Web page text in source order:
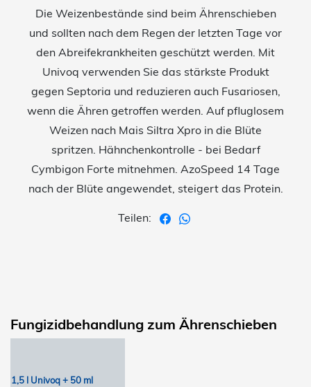
Die Weizenbestände sind beim Ährenschieben
und sollten nach dem Regen der letzten Tage vor
den Abreifekrankheiten geschützt werden. Mit
Univoq verwenden Sie das stärkste Produkt
gegen Septoria und reduzieren auch Fusariosen,
wenn die Ähren getroffen werden. Auf pfluglosem
Weizen nach Mais Siltra Xpro in die Blüte
spritzen. Hähnchenkontrolle - bei Bedarf
Cymbigon Forte mitnehmen. AzoSpeed 14 Tage
nach der Blüte angewendet, steigert das Protein.
Teilen:
Fungizidbehandlung zum Ährenschieben
1,5 l Univoq + 50 ml